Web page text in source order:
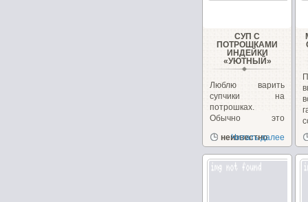
СУП С
ПОТРОШКАМИ
ИНДЕЙКИ
«УЮТНЫЙ»
Люблю варить
супчики на
потрошках.
Обычно это
сегодня у меня
неизвестно
Читать далее